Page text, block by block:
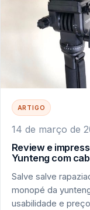
ARTIGO
14 de março de
Review e
Yunteng com
Salve salve
monopé da
usabilidade e